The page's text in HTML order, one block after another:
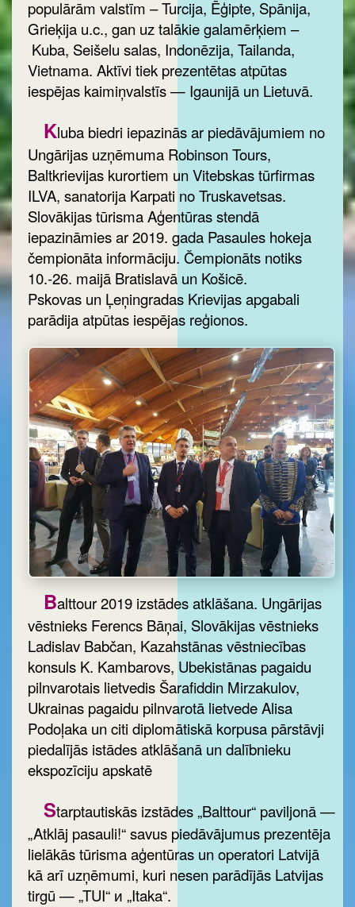
populārām valstīm – Turcija, Ēģipte, Spānija,
Grieķija u.c., gan uz talākie galamērķiem –
Kuba, Seišelu salas, Indonēzija, Tailanda,
Vietnama. Aktīvi tiek prezentētas atpūtas
iespējas kaimiņvalstīs — Igaunijā un Lietuvā.
Kluba biedri iepazinās ar piedāvājumiem no
Ungārijas uzņēmuma Robinson Tours,
Baltkrievijas kurortiem un Vitebskas tūrfirmas
ILVA, sanatorija Karpati no Truskavetsas.
Slovākijas tūrisma Aģentūras stendā
iepazināmies ar 2019. gada Pasaules hokeja
čempionāta informāciju. Čempionāts notiks
10.-26. maijā Bratislavā un Košicē.
Pskovas un Ļeņingradas Krievijas apgabali
parādija atpūtas iespējas reģionos.
Balttour 2019 izstādes atklāšana. Ungārijas
vēstnieks Ferencs Bāņai, Slovākijas vēstnieks
Ladislav Babčan, Kazahstānas vēstniecības
konsuls K. Kambarovs, Ubekistānas pagaidu
pilnvarotais lietvedis Šarafiddin Mirzakulov,
Ukrainas pagaidu pilnvarotā lietvede Alisa
Podoļaka un citi diplomātiskā korpusa pārstāvji
piedalījās istādes atklāšanā un dalībnieku
ekspozīciju apskatē
Starptautiskās izstādes „Balttour“ paviljonā —
„Atklāj pasauli!“ savus piedāvājumus prezentēja
lielākās tūrisma aģentūras un operatori Latvijā
kā arī uzņēmumi, kuri nesen parādījās Latvijas
tirgū — „TUI“ и „Itaka“.